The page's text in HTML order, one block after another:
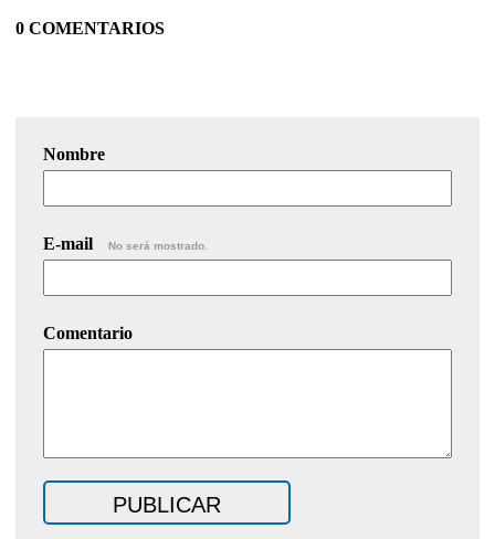
0 COMENTARIOS
Nombre
E-mail No será mostrado.
Comentario